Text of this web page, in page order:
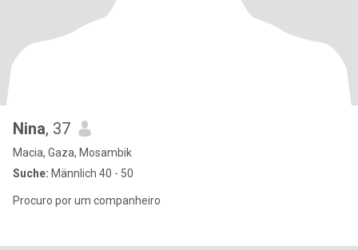
Nina, 37
Macia, Gaza, Mosambik
Suche: Männlich 40 - 50
Procuro por um companheiro